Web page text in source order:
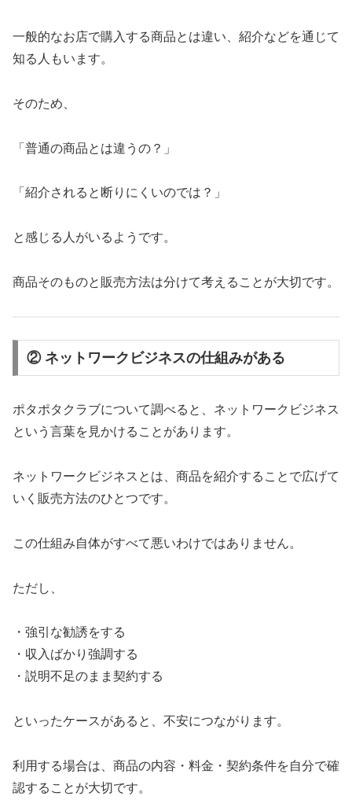
一般的なお店で購入する商品とは違い、紹介などを通じて
知る人もいます。
そのため、
「普通の商品とは違うの？」
「紹介されると断りにくいのでは？」
と感じる人がいるようです。
商品そのものと販売方法は分けて考えることが大切です。
② ネットワークビジネスの仕組みがある
ポタポタクラブについて調べると、ネットワークビジネス
という言葉を見かけることがあります。
ネットワークビジネスとは、商品を紹介することで広げて
いく販売方法のひとつです。
この仕組み自体がすべて悪いわけではありません。
ただし、
・強引な勧誘をする
・収入ばかり強調する
・説明不足のまま契約する
といったケースがあると、不安につながります。
利用する場合は、商品の内容・料金・契約条件を自分で確
認することが大切です。